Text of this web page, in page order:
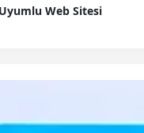
Web Sitesi